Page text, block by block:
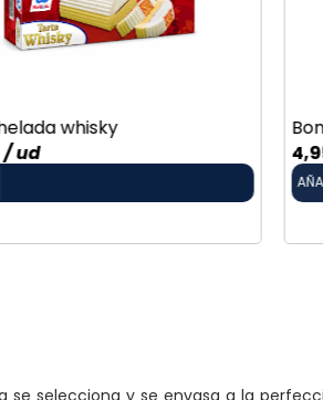
Bombón Mini
selecciona y se envasa a la